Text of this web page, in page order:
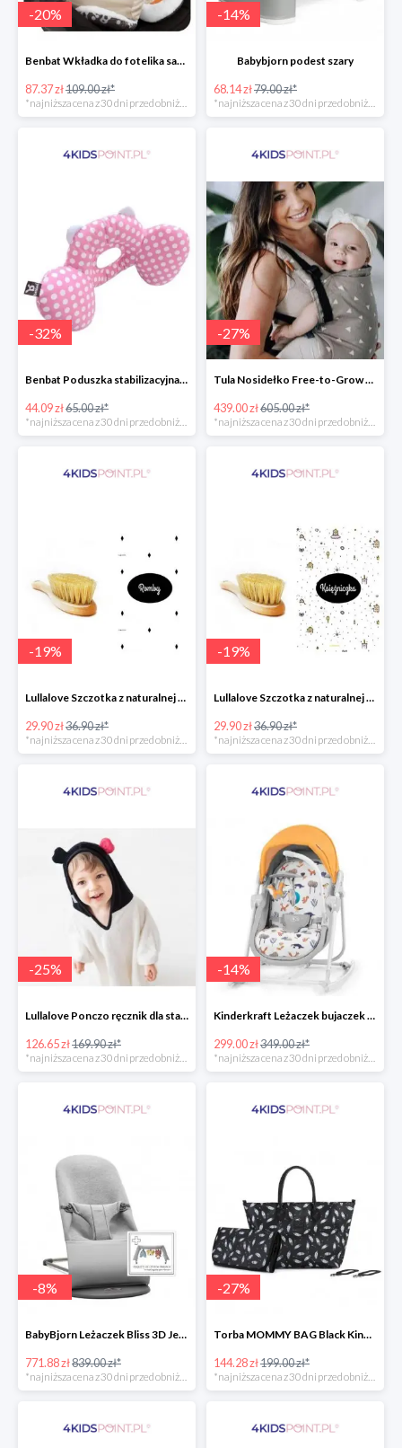
-20%
Benbat Wkładka do fotelika samochodowego
87.37 zł109.00 zł*
*najniższa cena z 30 dni przed obniżką
-14%
Babybjorn podest szary
68.14 zł79.00 zł*
*najniższa cena z 30 dni przed obniżką
-32%
Benbat Poduszka stabilizacyjna Pink/Dots
44.09 zł65.00 zł*
-27%
Tula Nosidełko Free-to-Grow Sleepy Dust
439.00 zł605.00 zł*
-19%
Lullalove Szczotka z naturalnej szczeciny z myjką muślinową "Romby"
29.90 zł36.90 zł*
-19%
Lullalove Szczotka z naturalnej szczeciny z myjką muślinową "Księżniczka"
29.90 zł36.90 zł*
-25%
Lullalove Ponczo ręcznik dla starszych dzieci MRB
126.65 zł169.90 zł*
*najniższa cena z 30 dni przed obniżką
-14%
Kinderkraft Leżaczek bujaczek krzesełko Unimo Forest Yellow 5w1
299.00 zł349.00 zł*
*najniższa cena z 30 dni przed obniżką
-8%
BabyBjorn Leżaczek Bliss 3D Jersey
771.88 zł839.00 zł*
-27%
Torba MOMMY BAG Black Kinderkraft
144.28 zł199.00 zł*